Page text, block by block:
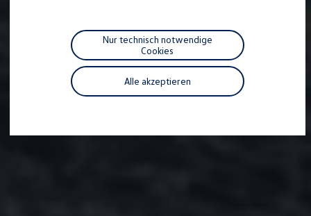
Pannen- und Unfallhilfe
Economy Service
Volkswagen Teile
Zubehör
Modellspezifisches Zubehör
Schutz und Pflege
Alle akzeptieren
Nur technisch notwendige
Cookies